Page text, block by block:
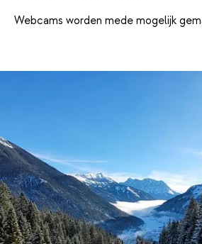
Webcams worden mede mogelijk